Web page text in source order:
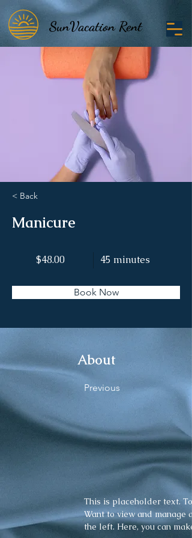
SunVacation Rent
SunVacation Rent
< Back
Manicure
$48.00 45 minutes
Book Now
About
Previous
This is placeholder text.
Want to view and
the left. Here, you can